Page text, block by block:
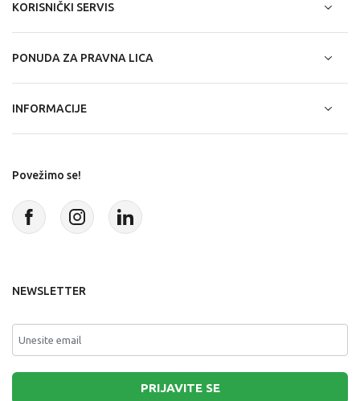
KORISNIČKI SERVIS
PONUDA ZA PRAVNA LICA
INFORMACIJE
Povežimo se!
NEWSLETTER
PRIJAVITE SE